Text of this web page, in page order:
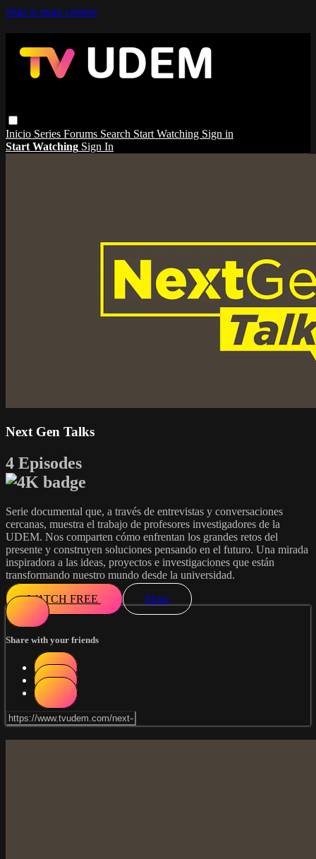
Skip to main content
Inicio Series Forums Search Start Watching Sign in
Start Watching Sign In
Next Gen Talks
4 Episodes
Serie documental que, a través de entrevistas y conversaciones
cercanas, muestra el trabajo de profesores investigadores de la
UDEM. Nos comparten cómo enfrentan los grandes retos del
presente y construyen soluciones pensando en el futuro. Una mirada
inspiradora a las ideas, proyectos e investigaciones que están
transformando nuestro mundo desde la universidad.
WATCH FREE
Share
Share with your friends